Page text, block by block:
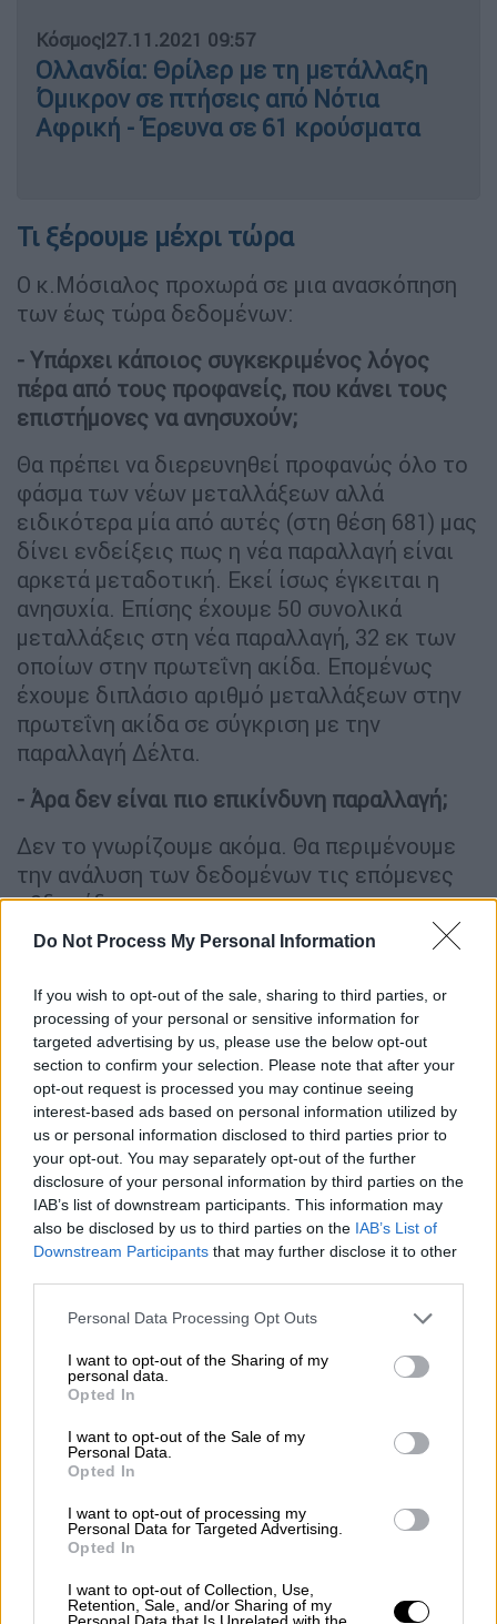
Do Not Process My Personal Information
If you wish to opt-out of the sale, sharing to third parties, or
processing of your personal or sensitive information for
targeted advertising by us, please use the below opt-out
section to confirm your selection. Please note that after your
opt-out request is processed you may continue seeing
interest-based ads based on personal information utilized by
us or personal information disclosed to third parties prior to
your opt-out. You may separately opt-out of the further
disclosure of your personal information by third parties on the
IAB’s list of downstream participants. This information may
also be disclosed by us to third parties on the IAB’s List of
Downstream Participants that may further disclose it to other
Please note that this website/app uses one or more Google
not limited to your visit or usage behaviour. You may click to
grant or deny consent to Google and its third-party tags to
use your data for below specified purposes in below Google
consent section.
Personal Data Processing Opt Outs
I want to opt-out of the Sharing of my
personal data.
Opted In
I want to opt-out of the Sale of my
Personal Data.
Opted In
I want to opt-out of processing my
Personal Data for Targeted Advertising.
Opted In
I want to opt-out of Collection, Use,
Retention, Sale, and/or Sharing of my
Personal Data that Is Unrelated with the
Κόσμος|27.11.2021 09:57
Ολλανδία: Θρίλερ με τη μετάλλαξη
Όμικρον σε πτήσεις από Νότια
Αφρική - Έρευνα σε 61 κρούσματα
Τι ξέρουμε μέχρι τώρα
Ο κ.Μόσιαλος προχωρά σε μια ανασκόπηση
των έως τώρα δεδομένων:
- Υπάρχει κάποιος συγκεκριμένος λόγος
πέρα από τους προφανείς, που κάνει τους
επιστήμονες να ανησυχούν;
Θα πρέπει να διερευνηθεί προφανώς όλο το
φάσμα των νέων μεταλλάξεων αλλά
ειδικότερα μία από αυτές (στη θέση 681) μας
δίνει ενδείξεις πως η νέα παραλλαγή είναι
αρκετά μεταδοτική. Εκεί ίσως έγκειται η
ανησυχία. Επίσης έχουμε 50 συνολικά
μεταλλάξεις στη νέα παραλλαγή, 32 εκ των
οποίων στην πρωτεΐνη ακίδα. Επομένως
έχουμε διπλάσιο αριθμό μεταλλάξεων στην
πρωτεΐνη ακίδα σε σύγκριση με την
παραλλαγή Δέλτα.
- Άρα δεν είναι πιο επικίνδυνη παραλλαγή;
Δεν το γνωρίζουμε ακόμα. Θα περιμένουμε
την ανάλυση των δεδομένων τις επόμενες
εβδομάδες.
- Είναι πιο μεταδοτική από την Δέλτα;
Δεν το γνωρίζουμε ακόμη ούτε αυτό. Αν δεν
είναι, δεν θα υπάρχει ιδιαίτερος λόγος
ανησυχίας.
- Πως θα το μάθουμε αυτό;
Οι υγειονομικές αρχές της Νότιας Αφρικής
έχουν ένα επαρκές δίκτυο επιδημιολογικής
επιτήρησης. Καταγράφουν τις εισαγωγές
στα νοσοκομεία (σε σύγκριση με την Δέλτα)
αλλά και την έκβαση της νοσηλείας. Έτσι τις
επόμενες εβδομάδες θα ξέρουμε αν η
διασπορά της νέας παραλλαγής είναι
μεγαλύτερη ή όχι και πόσο αποτελεσματικά
είναι τα εμβόλια, όσον αφορά την αποτροπή
σοβαρής λοίμωξης και νοσηλειών.
- Ξέρουμε εάν έχει επιπτώσεις η νέα
παραλλαγή στην κλινική εικόνα της
λοίμωξης;
Για την ώρα δεν έχουν αναφερθεί
διαφορετικά ή σοβαρότερα συμπτώματα.